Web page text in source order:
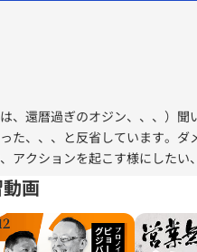
、還暦過ぎのオジン、、、）聞
た、、、と反省しています。ダ
アクションを起こす様にしたい
います。
画